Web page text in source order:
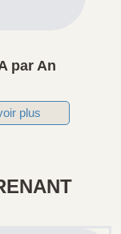
par An
plus